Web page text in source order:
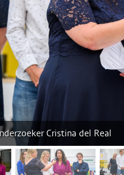
Cristina del Real